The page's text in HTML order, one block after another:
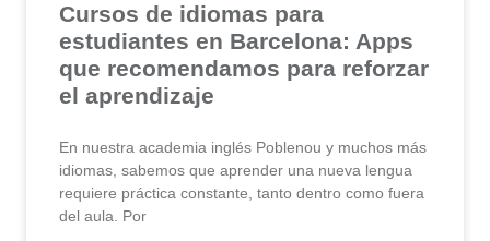
Cursos de idiomas para
estudiantes en Barcelona: Apps
que recomendamos para reforzar
el aprendizaje
En nuestra academia inglés Poblenou y muchos más
idiomas, sabemos que aprender una nueva lengua
requiere práctica constante, tanto dentro como fuera
del aula. Por